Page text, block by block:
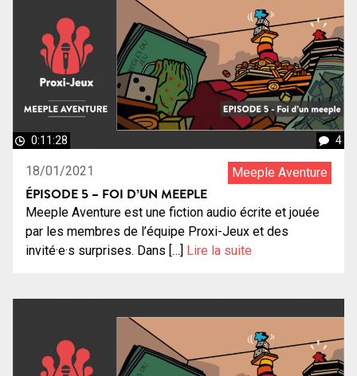
0:11:28 4
18/01/2021 Meeple Aventure
ÉPISODE 5 – FOI D’UN MEEPLE
Meeple Aventure est une fiction audio écrite et jouée
par les membres de l’équipe Proxi-Jeux et des
invité·e·s surprises. Dans […] Lire la suite